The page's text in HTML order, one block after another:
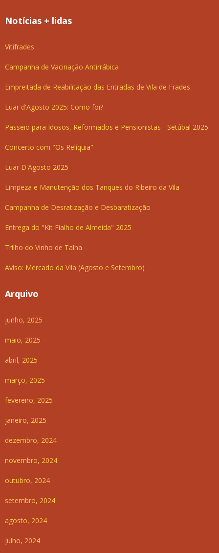
Notícias + lidas
Vitifrades
Campanha de Vacinação Antirrábica
Empreitada de Reabilitação das Entradas de Vila de Frades
Luar d'Agosto 2025: Como foi?
Passeio para Idosos, Reformados e Pensionistas - Setúbal 2025
Concerto com "Os Relíquia"
Luar D'Agosto 2025
Limpeza e Manutenção dos Tanques do Ribeiro da Vila
Campanha de Desratização e Desbaratização
Entrega do "Kit Fialho de Almeida" 2025
Trilho do Vinho de Talha
Aviso: Mercado da Vila (Agosto e Setembro)
Arquivo
junho, 2025
maio, 2025
abril, 2025
março, 2025
fevereiro, 2025
janeiro, 2025
dezembro, 2024
novembro, 2024
outubro, 2024
setembro, 2024
agosto, 2024
julho, 2024